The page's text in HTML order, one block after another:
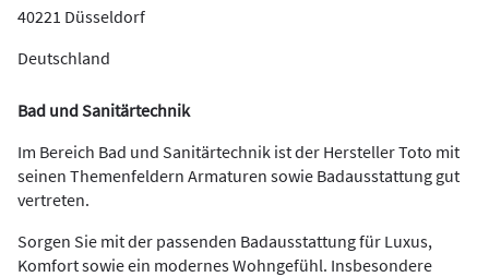
40221 Düsseldorf
Deutschland
Bad und Sanitärtechnik
Im Bereich Bad und Sanitärtechnik ist der Hersteller Toto mit
seinen Themenfeldern Armaturen sowie Badausstattung gut
vertreten.
Sorgen Sie mit der passenden Badausstattung für Luxus,
Komfort sowie ein modernes Wohngefühl. Insbesondere